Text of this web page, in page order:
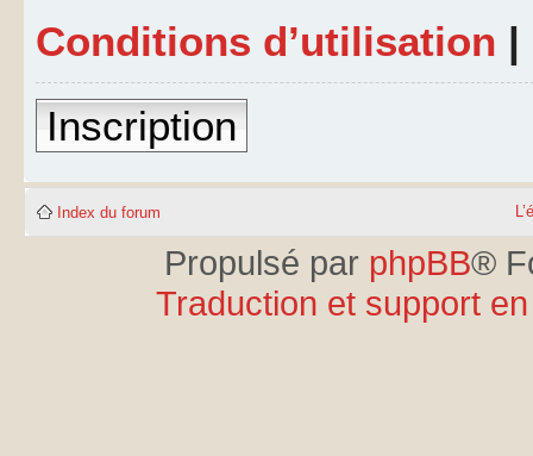
Conditions d’utilisation |
Inscription
Index du forum
Propulsé par phpBB®
Traduction et support